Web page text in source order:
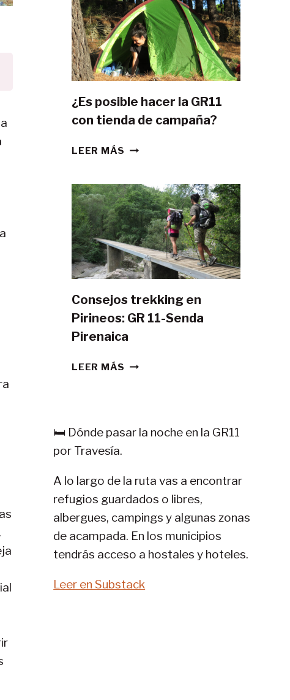
¿Es posible hacer la GR11
con tienda de campaña?
LEER MÁS ¿ES
LA
GR11
CON
TIENDA
DE
CAMPAÑA?
Consejos trekking en
Pirineos: GR 11-Senda
Pirenaica
LEER MÁS CONSEJOS
11-
🛏️ Dónde pasar la noche en la GR11
por Travesía.
A lo largo de la ruta vas a encontrar
refugios guardados o libres,
albergues, campings y algunas zonas
de acampada. En los municipios
tendrás acceso a hostales y hoteles.
Leer en Substack